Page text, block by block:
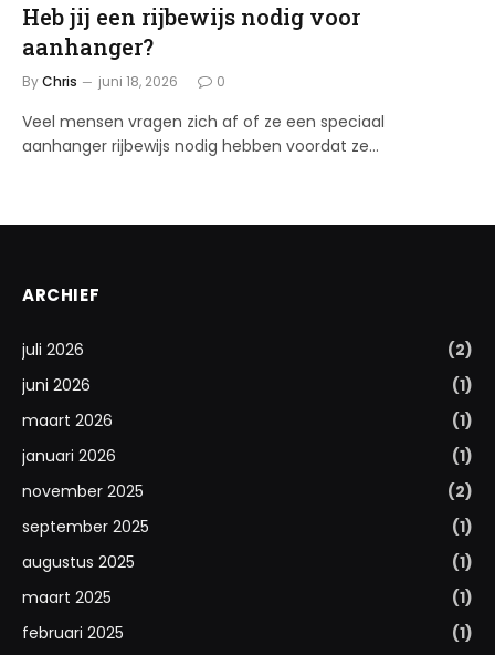
Heb jij een rijbewijs nodig voor
aanhanger?
ByChris juni 18, 2026 0
Veel mensen vragen zich af of ze een speciaal
aanhanger rijbewijs nodig hebben voordat ze…
ARCHIEF
juli 2026
(2)
juni 2026
(1)
maart 2026
(1)
januari 2026
(1)
november 2025
(2)
september 2025
(1)
augustus 2025
(1)
maart 2025
(1)
februari 2025
(1)